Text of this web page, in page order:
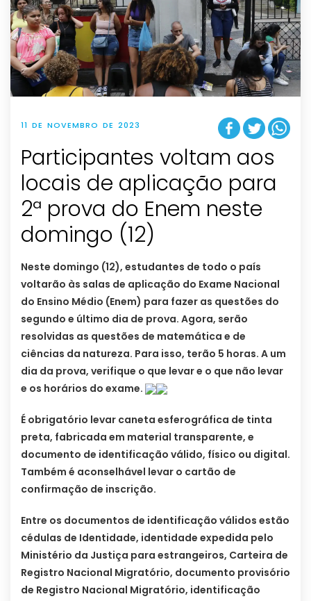
11 DE NOVEMBRO DE 2023
Participantes voltam aos
locais de aplicação para
2ª prova do Enem neste
domingo (12)
Neste domingo (12), estudantes de todo o país
voltarão às salas de aplicação do Exame Nacional
do Ensino Médio (Enem) para fazer as questões do
segundo e último dia de prova. Agora, serão
resolvidas as questões de matemática e de
ciências da natureza. Para isso, terão 5 horas. A um
dia da prova, verifique o que levar e o que não levar
e os horários do exame.
É obrigatório levar caneta esferográfica de tinta
preta, fabricada em material transparente, e
documento de identificação válido, físico ou digital.
Também é aconselhável levar o cartão de
confirmação de inscrição.
Entre os documentos de identificação válidos estão
cédulas de Identidade, identidade expedida pelo
Ministério da Justiça para estrangeiros, Carteira de
Registro Nacional Migratório, documento provisório
de Registro Nacional Migratório, identificação